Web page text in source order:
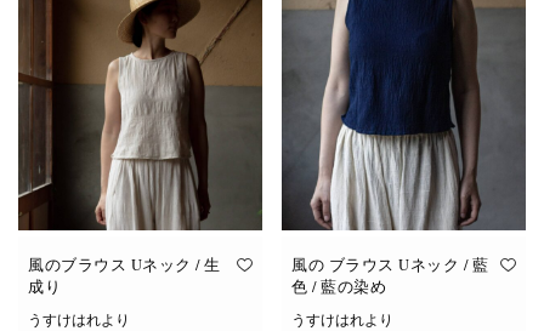
で
き
ま
す
風のブラウス Uネック / 生
成り
うすけはれより
風の ブラウス Uネック / 藍
色 / 藍の染め
うすけはれより